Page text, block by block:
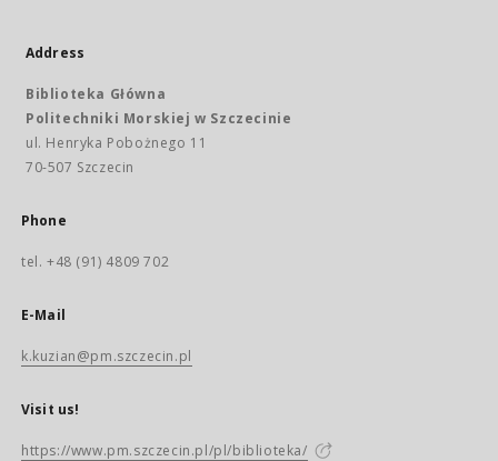
Address
Biblioteka Główna
Politechniki Morskiej w Szczecinie
ul. Henryka Pobożnego 11
70-507 Szczecin
Phone
tel. +48 (91) 4809 702
E-Mail
k.kuzian@pm.szczecin.pl
Visit us!
https://www.pm.szczecin.pl/pl/biblioteka/